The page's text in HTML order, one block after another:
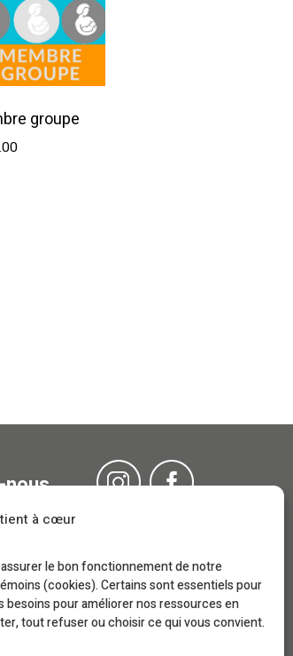
à cœur
le bon fonctionnement de notre
(cookies). Certains sont essentiels pour
pour améliorer nos ressources en
tout refuser ou choisir ce qui vous convient.
groupe
nous